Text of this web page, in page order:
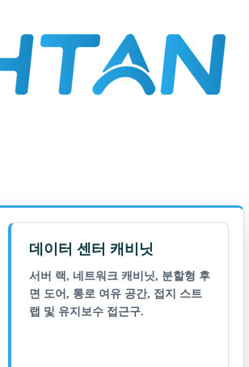
데이터 센터 캐비닛
서버 랙, 네트워크 캐비닛, 분할형 후
면 도어, 통로 여유 공간, 접지 스트
랩 및 유지보수 접근구.